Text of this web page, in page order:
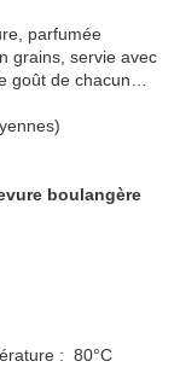
parfumée
grains, servie avec
goût de chacun…
boulangère
: 80°C